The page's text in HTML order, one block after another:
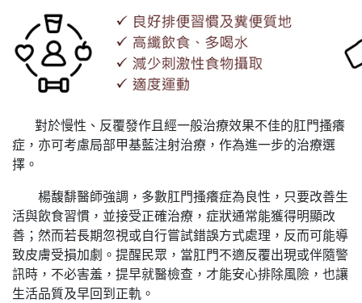
對於慢性、反覆發作且經一般治療效果不佳的肛門搔癢
症，亦可考慮局部甲基藍注射治療，作為進一步的治療選
擇。
楊馥馡醫師強調，多數肛門搔癢症為良性，只要改善生
活與飲食習慣，並接受正確治療，症狀通常能獲得明顯改
善；然而若長期忽視或自行嘗試錯誤方式處理，反而可能導
致皮膚受損加劇。提醒民眾，當肛門不適反覆出現或伴隨警
訊時，不必害羞，提早就醫檢查，才能安心排除風險，也讓
生活品質及早回到正軌。